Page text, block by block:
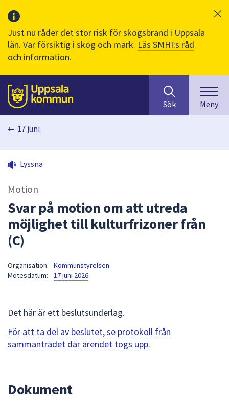
Just nu råder det stor risk för skogsbrand i Uppsala
län. Var försiktig i skog och mark. Läs SMHI:s råd
och information.
Till sidans
huvudinnehåll
efter
innehåll
på
sökfältet
kommer
sökförslag
att
navigera
mellan
Sök Meny
17 juni
Lyssna
Motion
Svar på motion om att utreda
möjlighet till kulturfrizoner från
(C)
Organisation:
Kommunstyrelsen
Mötesdatum:
17 juni 2026
Det här är ett beslutsunderlag.
För att ta del av beslutet, se protokoll från
sammanträdet där ärendet togs upp.
Dokument